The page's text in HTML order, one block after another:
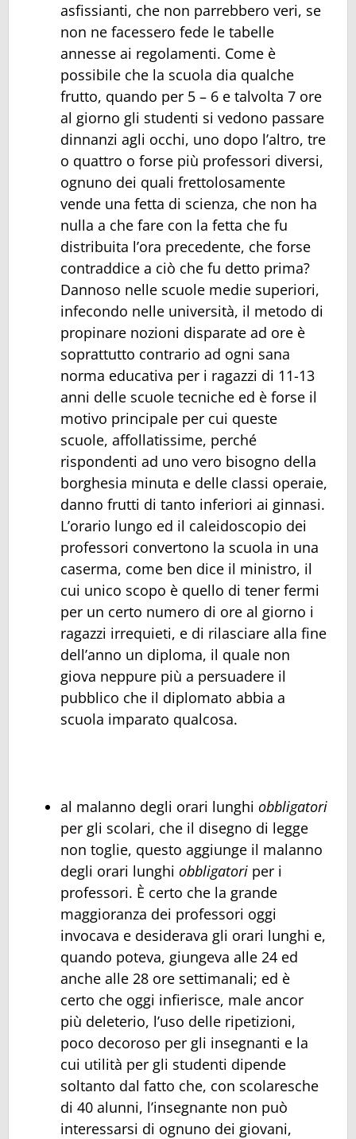
asfissianti, che non parrebbero veri, se
non ne facessero fede le tabelle
annesse ai regolamenti. Come è
possibile che la scuola dia qualche
frutto, quando per 5 – 6 e talvolta 7 ore
al giorno gli studenti si vedono passare
dinnanzi agli occhi, uno dopo l’altro, tre
o quattro o forse più professori diversi,
ognuno dei quali frettolosamente
vende una fetta di scienza, che non ha
nulla a che fare con la fetta che fu
distribuita l’ora precedente, che forse
contraddice a ciò che fu detto prima?
Dannoso nelle scuole medie superiori,
infecondo nelle università, il metodo di
propinare nozioni disparate ad ore è
soprattutto contrario ad ogni sana
norma educativa per i ragazzi di 11-13
anni delle scuole tecniche ed è forse il
motivo principale per cui queste
scuole, affollatissime, perché
rispondenti ad uno vero bisogno della
borghesia minuta e delle classi operaie,
danno frutti di tanto inferiori ai ginnasi.
L’orario lungo ed il caleidoscopio dei
professori convertono la scuola in una
caserma, come ben dice il ministro, il
cui unico scopo è quello di tener fermi
per un certo numero di ore al giorno i
ragazzi irrequieti, e di rilasciare alla fine
dell’anno un diploma, il quale non
giova neppure più a persuadere il
pubblico che il diplomato abbia a
scuola imparato qualcosa.
al malanno degli orari lunghi obbligatori
per gli scolari, che il disegno di legge
non toglie, questo aggiunge il malanno
degli orari lunghi obbligatori per i
professori. È certo che la grande
maggioranza dei professori oggi
invocava e desiderava gli orari lunghi e,
quando poteva, giungeva alle 24 ed
anche alle 28 ore settimanali; ed è
certo che oggi infierisce, male ancor
più deleterio, l’uso delle ripetizioni,
poco decoroso per gli insegnanti e la
cui utilità per gli studenti dipende
soltanto dal fatto che, con scolaresche
di 40 alunni, l’insegnante non può
interessarsi di ognuno dei giovani,